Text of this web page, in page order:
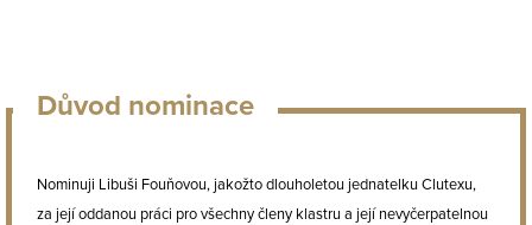
Důvod nominace
Nominuji Libuši Fouňovou, jakožto dlouholetou jednatelku Clutexu,
za její oddanou práci pro všechny členy klastru a její nevyčerpatelnou